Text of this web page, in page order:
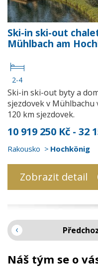
Ski-in ski-out
Mühlbach am
2-4
Ski-in ski-out byty a
sjezdovek v
120 km sjezdovek.
10 919 250 Kč - 32
Rakousko Hochkönig
Zobrazit detail
Náš tým se o